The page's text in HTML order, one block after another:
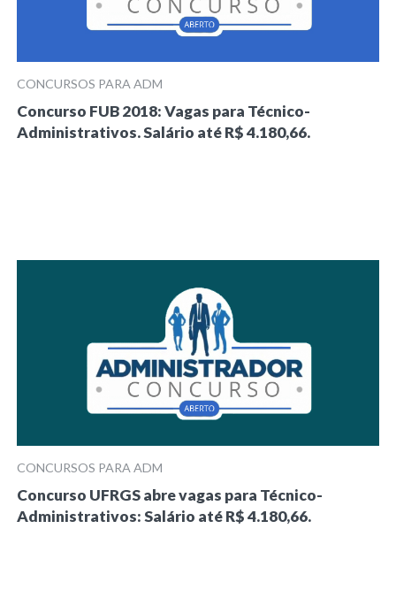
CONCURSOS PARA ADM
Concurso FUB 2018: Vagas para Técnico-
Administrativos. Salário até R$ 4.180,66.
CONCURSOS PARA ADM
Concurso UFRGS abre vagas para Técnico-
Administrativos: Salário até R$ 4.180,66.